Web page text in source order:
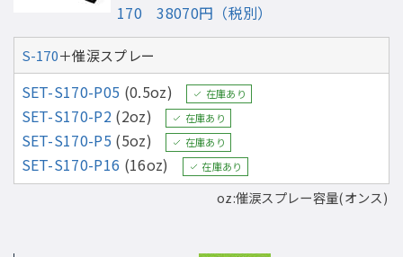
170 38070円（税別）
S-170＋催涙スプレー
SET-S170-P05 (0.5oz) 在庫あり
SET-S170-P2 (2oz) 在庫あり
SET-S170-P5 (5oz) 在庫あり
SET-S170-P16 (16oz) 在庫あり
oz:催涙スプレー容量(オンス)